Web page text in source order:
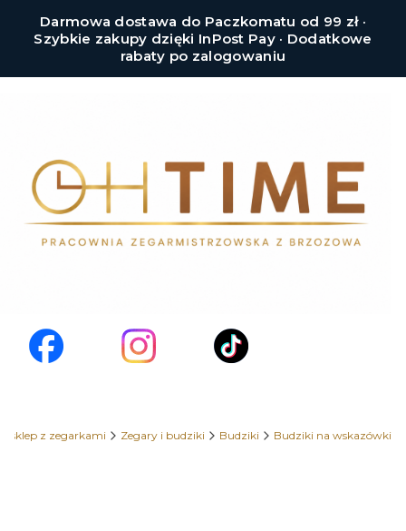
Darmowa dostawa do Paczkomatu od 99 zł ·
Szybkie zakupy dzięki InPost Pay · Dodatkowe
rabaty po zalogowaniu
sklep z zegarkami Zegary i budziki Budziki Budziki na wskazówki